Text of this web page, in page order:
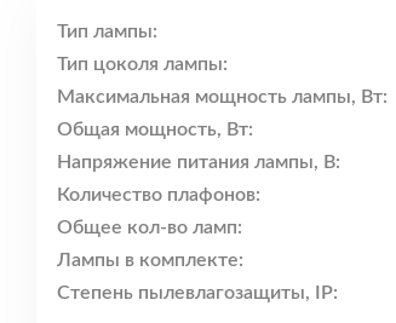
Тип лампы:
Тип цоколя лампы:
Максимальная мощность лампы, Вт:
Общая мощность, Вт:
Напряжение питания лампы, В:
Количество плафонов:
Общее кол-во ламп:
Лампы в комплекте:
Степень пылевлагозащиты, IP: